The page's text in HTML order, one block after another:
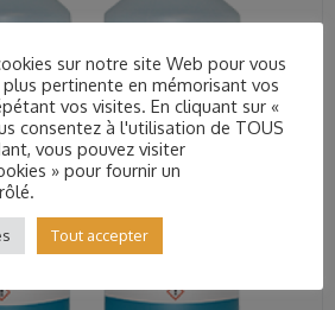
sur notre site Web pour vous
pertinente en mémorisant vos
vos visites. En cliquant sur «
consentez à l'utilisation de TOUS
vous pouvez visiter
» pour fournir un
Tout accepter